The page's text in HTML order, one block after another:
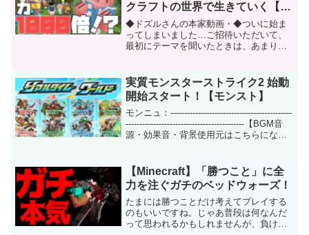
クラフトの世界で生きていく【ド
ズぼん】【攻撃1000倍サバイバ
ル＃1】
◆ドズルさんの本家動画・◆ついに始ま
ってしまいました…ご招待いただいて、
最初にテーマを聞いたときは、あまりの
される近接攻撃1000倍クラフトに参加さ
せていただいた動画を...
実質モンスターストライク2 始動
開始スタート！【モンスト】
モンニュ：--------------------------------------------
-------------------------------------------【BGM音
源・効果音・背景使用元はこちらになり
【Minecraft】「勝つこと」に全
力を注ぐガチのベッドウォーズ！
たまには勝つことだけ考えてプレイする
のもいいですね。じゃあ普段は何なんだ
って思われるかもしれませんが、負けて